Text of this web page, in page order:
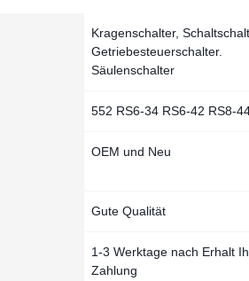
Kragenschalter,
Getriebesteuerschalter.
Säulenschalter
552 RS6-34 RS6-42 RS8-
OEM und Neu
Gute Qualität
1-3 Werktage nach Erhalt
Zahlung